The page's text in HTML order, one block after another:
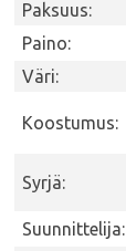
Paksuus:
Paino:
Väri:
Koostumus:
Syrjä:
Suunnittelija: